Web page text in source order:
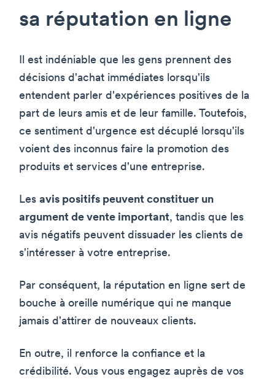
sa réputation en ligne
Il est indéniable que les gens prennent des
décisions d'achat immédiates lorsqu'ils
entendent parler d'expériences positives de la
part de leurs amis et de leur famille. Toutefois,
ce sentiment d'urgence est décuplé lorsqu'ils
voient des inconnus faire la promotion des
produits et services d'une entreprise.
Les avis positifs peuvent constituer un
argument de vente important, tandis que les
avis négatifs peuvent dissuader les clients de
s'intéresser à votre entreprise.
Par conséquent, la réputation en ligne sert de
bouche à oreille numérique qui ne manque
jamais d'attirer de nouveaux clients.
En outre, il renforce la confiance et la
crédibilité. Vous vous engagez auprès de vos